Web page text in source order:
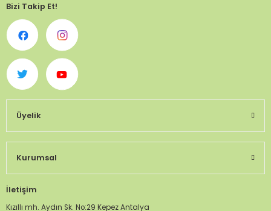
Bizi Takip Et!
Üyelik
Kurumsal
İletişim
Kızıllı mh. Aydın Sk. No:29 Kepez Antalya